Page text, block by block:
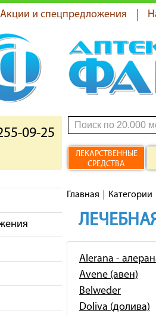
Акции и спецпредложения
09-25
ЛЕКАРСТВЕННЫЕ
СРЕДСТВА
Главная Категории
Alerana -
Avene (авен)
Belweder
Doliva (долива)